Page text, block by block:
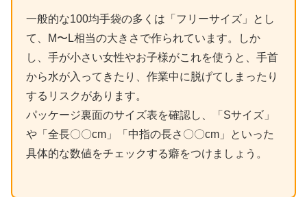
一般的な100均手袋の多くは「フリーサイズ」とし
て、M〜L相当の大きさで作られています。しか
し、手が小さい女性やお子様がこれを使うと、手首
から水が入ってきたり、作業中に脱げてしまったり
するリスクがあります。
パッケージ裏面のサイズ表を確認し、「Sサイズ」
や「全長〇〇cm」「中指の長さ〇〇cm」といった
具体的な数値をチェックする癖をつけましょう。